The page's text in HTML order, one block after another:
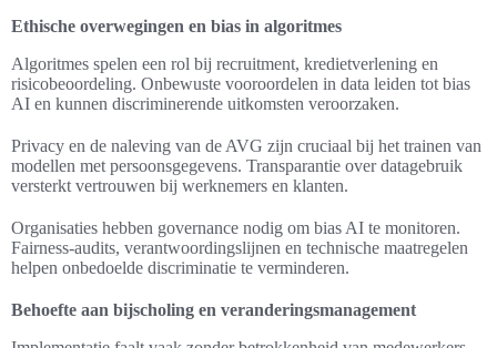
Ethische overwegingen en bias in algoritmes
Algoritmes spelen een rol bij recruitment, kredietverlening en
risicobeoordeling. Onbewuste vooroordelen in data leiden tot bias
AI en kunnen discriminerende uitkomsten veroorzaken.
Privacy en de naleving van de AVG zijn cruciaal bij het trainen van
modellen met persoonsgegevens. Transparantie over datagebruik
versterkt vertrouwen bij werknemers en klanten.
Organisaties hebben governance nodig om bias AI te monitoren.
Fairness-audits, verantwoordingslijnen en technische maatregelen
helpen onbedoelde discriminatie te verminderen.
Behoefte aan bijscholing en veranderingsmanagement